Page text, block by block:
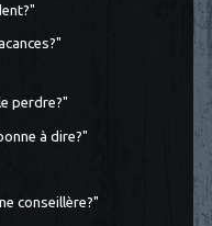
perdre?"
à dire?"
conseillère?"